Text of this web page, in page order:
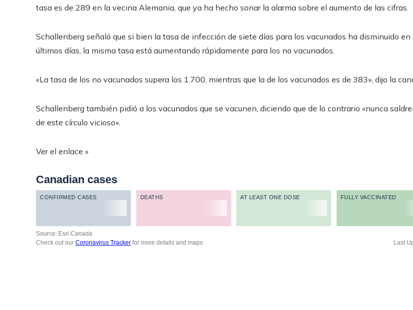
tasa es de 289 en la vecina Alemania, que ya ha hecho sonar la alarma sobre el aumento de las cifras.
Schallenberg señaló que si bien la tasa de infección de siete días para los vacunados ha disminuido en
últimos días, la misma tasa está aumentando rápidamente para los no vacunados.
«La tasa de los no vacunados supera los 1.700, mientras que la de los vacunados es de 383», dijo la
Schallenberg también pidió a los vacunados que se vacunen, diciendo que de lo contrario «nunca
de este círculo vicioso».
Ver el enlace »